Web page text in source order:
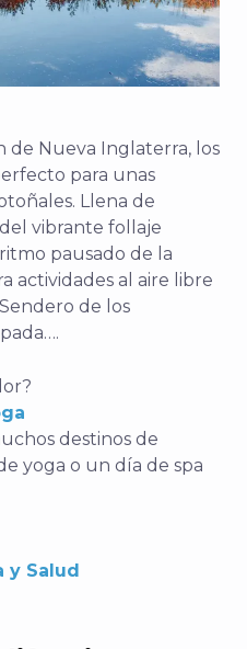
de Nueva Inglaterra, los
para unas
Llena de
vibrante follaje
pausado de la
actividades al aire libre
de los
destinos de
yoga o un día de spa
y Salud